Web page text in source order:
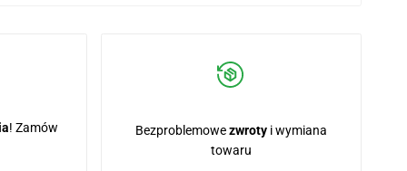
! Zamów
Bezproblemowezwrotyi wymiana
towaru